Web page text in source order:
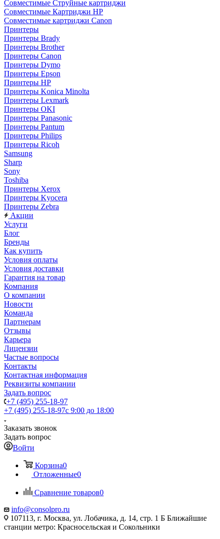
Совместимые Струйные картриджи
Совместимые Картриджи HP
Совместимые картриджи Canon
Принтеры
Принтеры Brady
Принтеры Brother
Принтеры Canon
Принтеры Dymo
Принтеры Epson
Принтеры HP
Принтеры Konica Minolta
Принтеры Lexmark
Принтеры OKI
Принтеры Panasonic
Принтеры Pantum
Принтеры Philips
Принтеры Ricoh
Samsung
Sharp
Sony
Toshiba
Принтеры Xerox
Принтеры Kyocera
Принтеры Zebra
Акции
Услуги
Блог
Бренды
Как купить
Условия оплаты
Условия доставки
Гарантия на товар
Компания
О компании
Новости
Команда
Партнерам
Отзывы
Карьера
Лицензии
Частые вопросы
Контакты
Контактная информация
Реквизиты компании
Задать вопрос
+7 (495) 255-18-97
+7 (495) 255-18-97с 9:00 до 18:00
Заказать звонок
Задать вопрос
Войти
Корзина0
Отложенные0
Сравнение товаров0
info@consolpro.ru
107113, г. Москва, ул. Лобачика, д. 14, стр. 1 Б Ближайшие
станции метро: Красносельская и Сокольники